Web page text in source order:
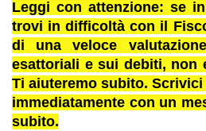
Leggi con attenzione: se
trovi in difficoltà con il
di una veloce
esattoriali e sui debiti, non
Ti aiuteremo subito.
immediatamente con un
subito.